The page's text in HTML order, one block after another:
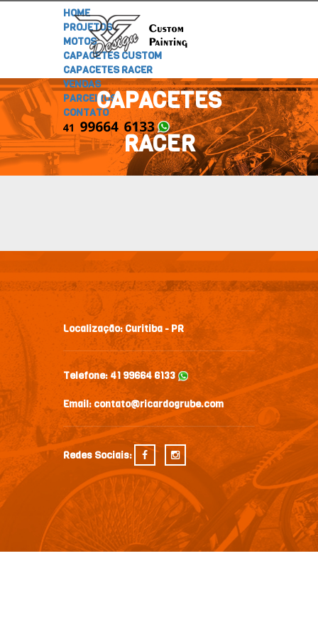
HOME
PROJETOS
MOTOS
CAPACETES CUSTOM
CAPACETES RACER
VENDAS
PARCEIROS
CONTATOCAPACETES
RACER
Localização:Curitiba - PR
Telefone:41 99664 6133
Email: contato@ricardogrube.com
Redes Sociais: